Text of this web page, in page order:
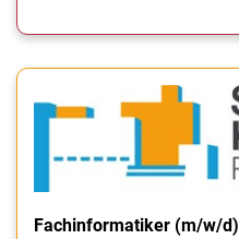
Fachinformatiker (m/w/d)